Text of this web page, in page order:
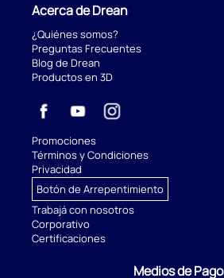
Acerca de Drean
¿Quiénes somos?
Preguntas Frecuentes
Blog de Drean
Productos en 3D
Promociones
Términos y Condiciones
Privacidad
Botón de Arrepentimiento
Trabajá con nosotros
Corporativo
Certificaciones
Medios de Pago